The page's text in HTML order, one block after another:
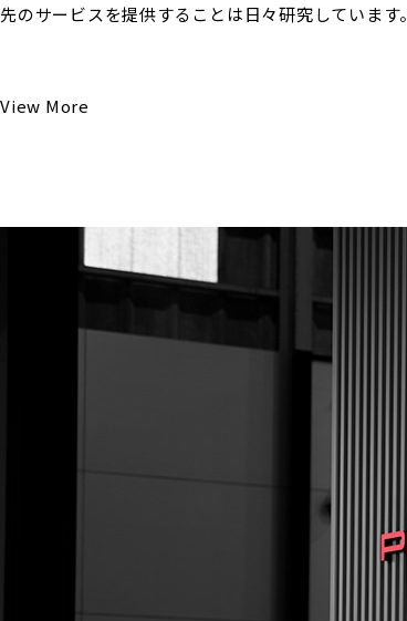
先のサービスを提供することは日々研究しています。
View More